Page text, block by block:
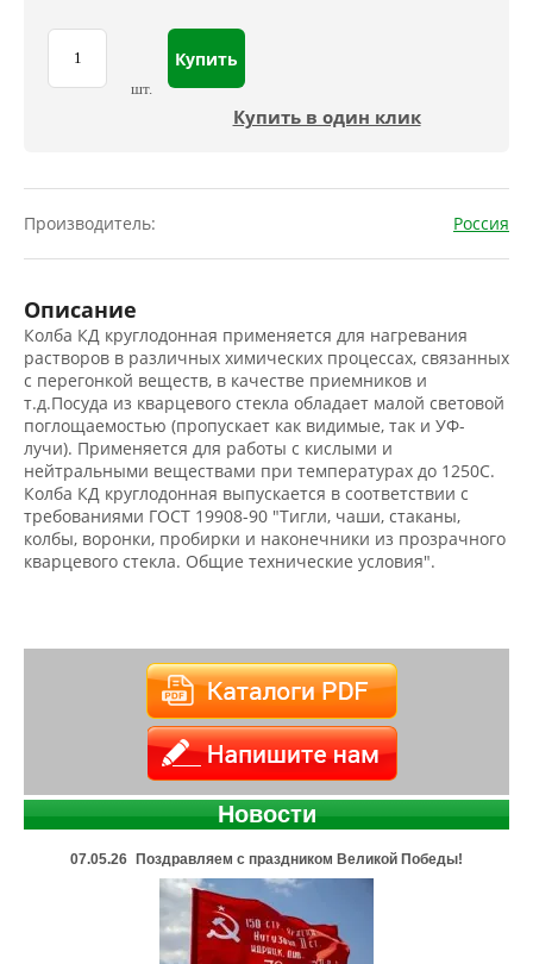
шт.
Купить
Купить в один клик
Производитель: Россия
Описание
Колба КД круглодонная применяется для нагревания
растворов в различных химических процессах, связанных
с перегонкой веществ, в качестве приемников и
т.д.Посуда из кварцевого стекла обладает малой световой
поглощаемостью (пропускает как видимые, так и УФ-
лучи). Применяется для работы с кислыми и
нейтральными веществами при температурах до 1250С.
Колба КД круглодонная выпускается в соответствии с
требованиями ГОСТ 19908-90 "Тигли, чаши, стаканы,
колбы, воронки, пробирки и наконечники из прозрачного
кварцевого стекла. Общие технические условия".
Новости
07.05.26 Поздравляем с праздником Великой Победы!